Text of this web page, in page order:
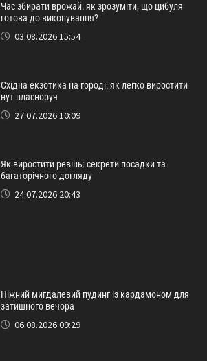
Час збирати врожай: як зрозуміти, що цибуля
готова до викопування?
03.08.2026 15:54
Східна екзотика на городі: як легко виростити
нут власноруч
27.07.2026 10:09
Як виростити ревінь: секрети посадки та
багаторічного догляду
24.07.2026 20:43
Ніжний мигдалевий пудинг із кардамоном для
затишного вечора
06.08.2026 09:29